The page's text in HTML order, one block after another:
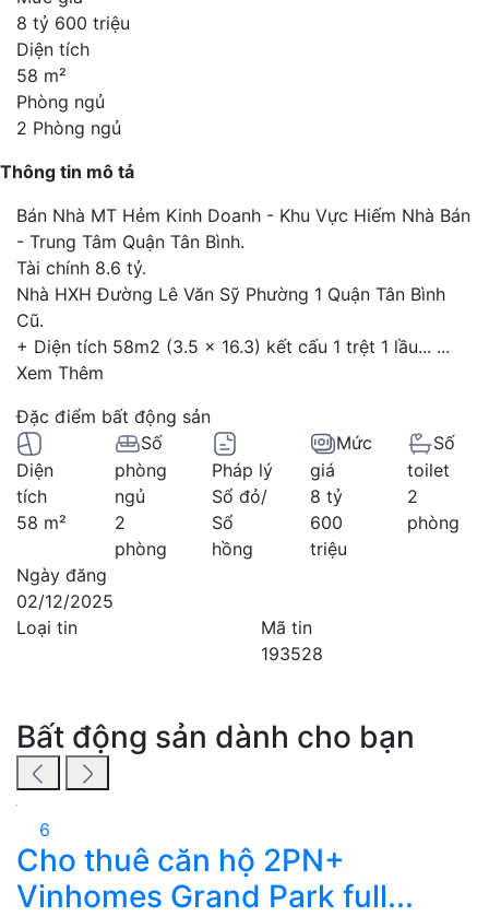
8 tỷ 600 triệu
Diện tích
58 m²
Phòng ngủ
2 Phòng ngủ
Thông tin mô tả
Bán Nhà MT Hẻm Kinh Doanh - Khu Vực Hiếm Nhà Bán
- Trung Tâm Quận Tân Bình.
Tài chính 8.6 tỷ.
Nhà HXH Đường Lê Văn Sỹ Phường 1 Quận Tân Bình
Cũ.
+ Diện tích 58m2 (3.5 x 16.3) kết cấu 1 trệt 1 lầu... ...
Xem Thêm
Đặc điểm bất động sản
Diện
tích
58 m²
Số
phòng
ngủ
2
phòng
Pháp lý
Sổ đỏ/
Sổ
hồng
Mức
giá
8 tỷ
600
triệu
Số
toilet
2
phòng
Ngày đăng
02/12/2025
Loại tin
Mã tin
193528
Bất động sản dành cho bạn
6
Cho thuê căn hộ 2PN+
Vinhomes Grand Park full...